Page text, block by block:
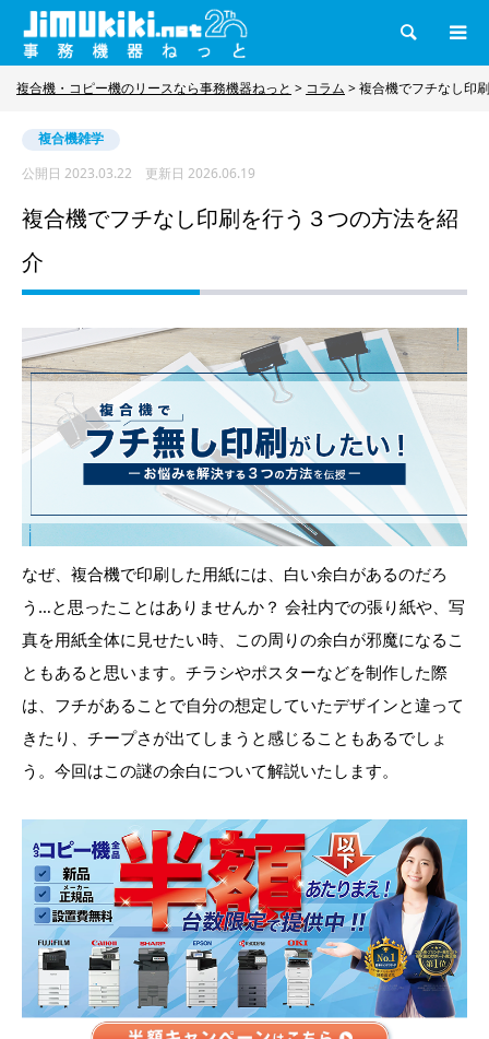
検索
複合機・コピー機のリースなら事務機器ねっと > コラム >複合機でフチなし印
複合機雑学
公開日 2023.03.22 更新日 2026.06.19
複合機でフチなし印刷を行う３つの方法を紹
介
なぜ、複合機で印刷した用紙には、白い余白があるのだろ
う…と思ったことはありませんか？ 会社内での張り紙や、写
真を用紙全体に見せたい時、この周りの余白が邪魔になるこ
ともあると思います。チラシやポスターなどを制作した際
は、フチがあることで自分の想定していたデザインと違って
きたり、チープさが出てしまうと感じることもあるでしょ
う。今回はこの謎の余白について解説いたします。